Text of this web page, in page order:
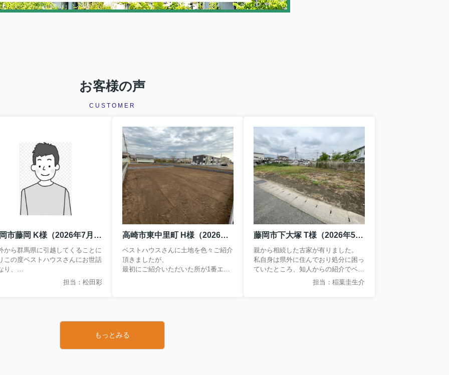
お客様の声
CUSTOMER
藤岡市藤岡 K様（2026年7月購入）
から群馬県に引越してくることに
この度ベストハウスさんにお世話
り、
中古住宅購入、これからリフォー
担当：松田彩
高崎市東中里町 H様（2026年6月 購入）
ベストハウスさんに土地を色々ご紹介
頂きましたが、
最初にご紹介いただいた所が1番エリ
藤岡市下大塚 T様（2026年5月 買取）
親から相続した古家が有りました。
私自身は県外に住んでおり処分に困っ
ていたところ、知人からの紹介でベス
トハウスさんを紹介していただきまし
担当：稲葉圭生介
もっとみる